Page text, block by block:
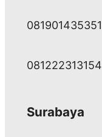
081901435351
081222313154
Surabaya